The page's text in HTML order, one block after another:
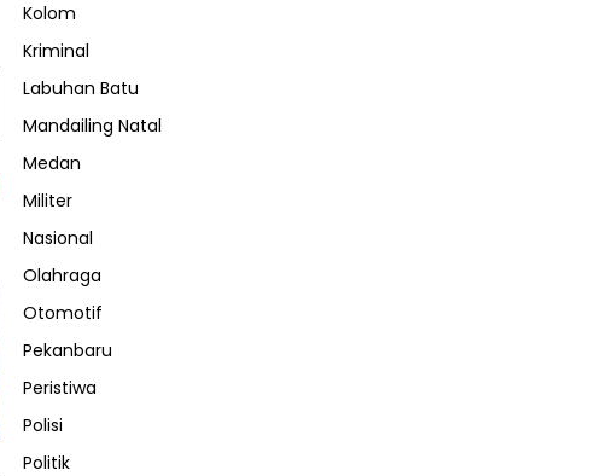
Kolom
Kriminal
Labuhan Batu
Mandailing Natal
Medan
Militer
Nasional
Olahraga
Otomotif
Pekanbaru
Peristiwa
Polisi
Politik